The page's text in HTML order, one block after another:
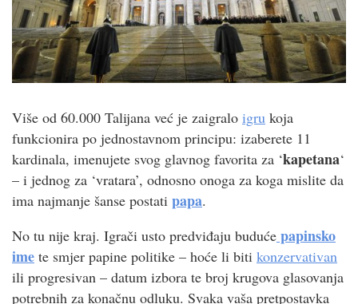
Više od 60.000 Talijana već je zaigralo igru koja
funkcionira po jednostavnom principu: izaberete 11
kardinala, imenujete svog glavnog favorita za ‘kapetana‘
– i jednog za ‘vratara’, odnosno onoga za koga mislite da
ima najmanje šanse postati papa.
No tu nije kraj. Igrači usto predviđaju buduće papinsko
ime te smjer papine politike – hoće li biti konzervativan
ili progresivan – datum izbora te broj krugova glasovanja
potrebnih za konačnu odluku. Svaka vaša pretpostavka